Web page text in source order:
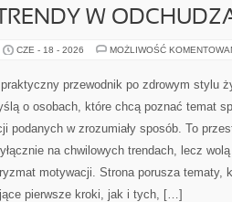
W
CZE - 18 - 2026 MOŻLIWOŚĆ
przewodnik po zdrowym stylu
o osobach, które chcą poznać temat
podanych w zrozumiały sposób. To
na chwilowych trendach, lecz
motywacji. Strona porusza tematy,
pierwsze kroki, jak i tych, […]